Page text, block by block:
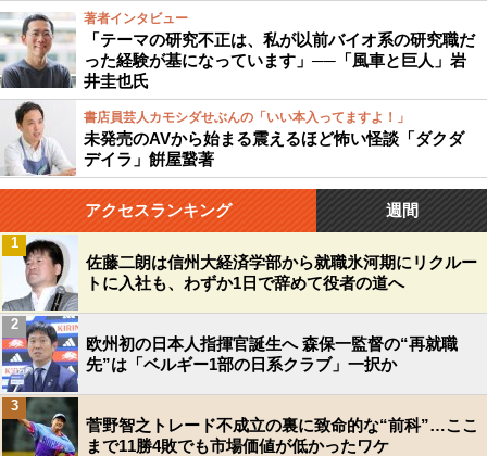
著者インタビュー
「テーマの研究不正は、私が以前バイオ系の研究職だ
った経験が基になっています」──「風車と巨人」岩
井圭也氏
書店員芸人カモシダせぶんの「いい本入ってますよ！」
未発売のAVから始まる震えるほど怖い怪談「ダクダ
デイラ」餠屋䖸著
アクセスランキング 週間
佐藤二朗は信州大経済学部から就職氷河期にリクルー
トに入社も、わずか1日で辞めて役者の道へ
1
欧州初の日本人指揮官誕生へ 森保一監督の“再就職
先”は「ベルギー1部の日系クラブ」一択か
2
菅野智之トレード不成立の裏に致命的な“前科”…ここ
まで11勝4敗でも市場価値が低かったワケ
3